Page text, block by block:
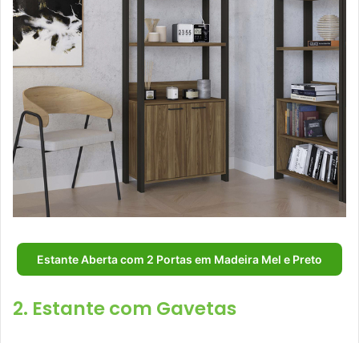
Estante Aberta com 2 Portas em Madeira Mel e Preto
2. Estante com Gavetas